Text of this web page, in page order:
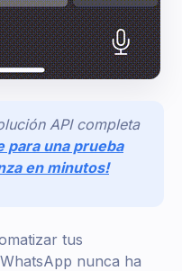
API completa
para una prueba
en minutos!
tus
nunca ha